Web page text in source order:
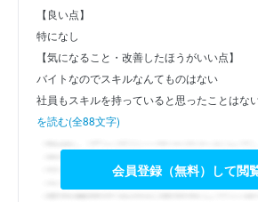
【良い点】
特になし
【気になること・改善したほうがいい点】
バイトなのでスキルなんてものはない
社員もスキルを持っていると思ったことはな
を読む(全88文字)
会員登録（無料）して閲